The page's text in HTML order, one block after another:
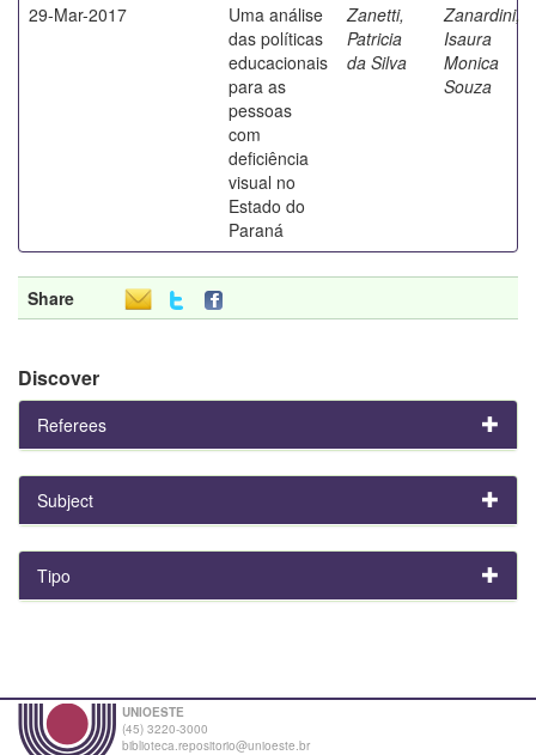
29-Mar-2017
Uma análise
das políticas
educacionais
para as
pessoas
com
deficiência
visual no
Estado do
Paraná
Zanetti,
Patricia
da Silva
Zanardini,
Isaura
Monica
Souza
Share
Discover
Referees
Subject
Tipo
UNIOESTE
(45) 3220-3000
biblioteca.repositorio@unioeste.br